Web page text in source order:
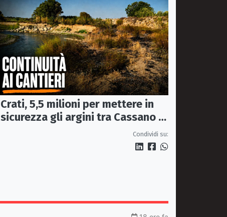
Crati, 5,5 milioni per mettere in
sicurezza gli argini tra Cassano e
Condividi su: